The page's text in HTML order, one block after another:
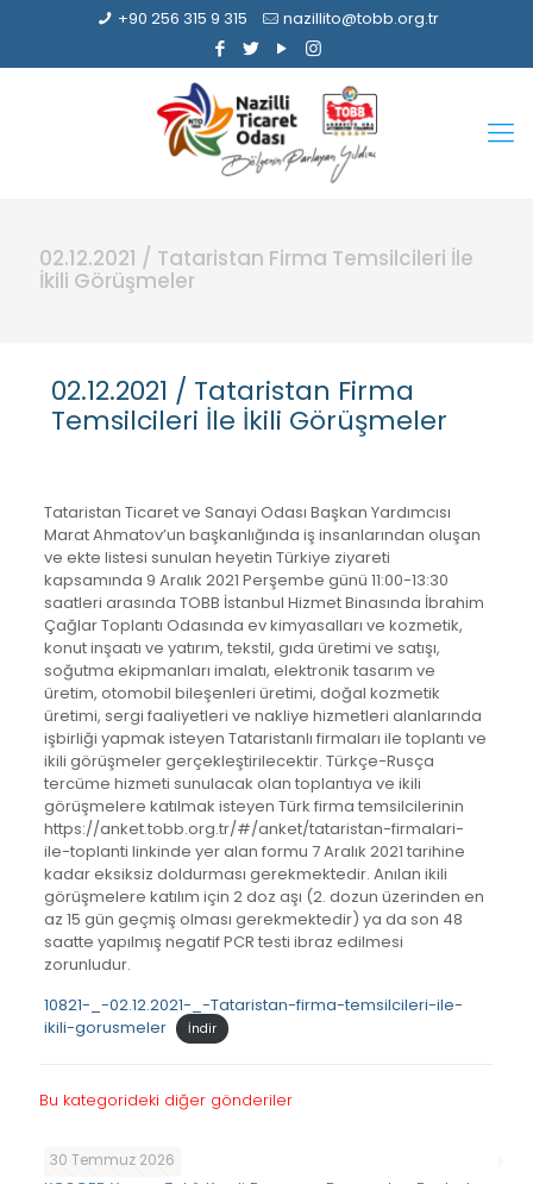
+90 256 315 9 315 nazillito@tobb.org.tr
02.12.2021 / Tataristan Firma Temsilcileri İle
İkili Görüşmeler
02.12.2021 / Tataristan Firma
Temsilcileri İle İkili Görüşmeler
Tataristan Ticaret ve Sanayi Odası Başkan Yardımcısı
Marat Ahmatov’un başkanlığında iş insanlarından oluşan
ve ekte listesi sunulan heyetin Türkiye ziyareti
kapsamında 9 Aralık 2021 Perşembe günü 11:00-13:30
saatleri arasında TOBB İstanbul Hizmet Binasında İbrahim
Çağlar Toplantı Odasında ev kimyasalları ve kozmetik,
konut inşaatı ve yatırım, tekstil, gıda üretimi ve satışı,
soğutma ekipmanları imalatı, elektronik tasarım ve
üretim, otomobil bileşenleri üretimi, doğal kozmetik
üretimi, sergi faaliyetleri ve nakliye hizmetleri alanlarında
işbirliği yapmak isteyen Tataristanlı firmaları ile toplantı ve
ikili görüşmeler gerçekleştirilecektir. Türkçe-Rusça
tercüme hizmeti sunulacak olan toplantıya ve ikili
görüşmelere katılmak isteyen Türk firma temsilcilerinin
https://anket.tobb.org.tr/#/anket/tataristan-firmalari-
ile-toplanti linkinde yer alan formu 7 Aralık 2021 tarihine
kadar eksiksiz doldurması gerekmektedir. Anılan ikili
görüşmelere katılım için 2 doz aşı (2. dozun üzerinden en
az 15 gün geçmiş olması gerekmektedir) ya da son 48
saatte yapılmış negatif PCR testi ibraz edilmesi
zorunludur.
10821-_-02.12.2021-_-Tataristan-firma-temsilcileri-ile-
ikili-gorusmeler
İndir
Bu kategorideki diğer gönderiler
30 Temmuz 2026